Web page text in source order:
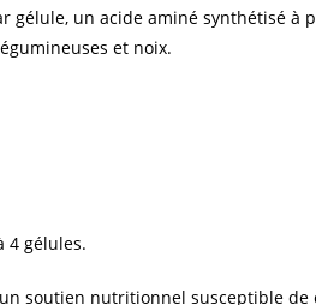
gélule, un acide aminé synthétisé à
et noix.
4 gélules.
soutien nutritionnel susceptible de